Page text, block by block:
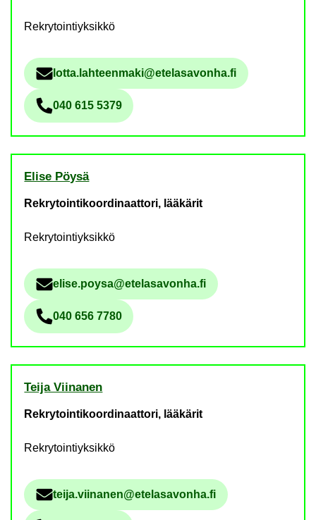
Rekrytointiyksikkö
Säh­kö­pos­tio­soi­te
lotta.lah­teen­ma­ki@ete­la­sa­von­ha.fi
Pu­he­lin­nu­me­ro
040 615 5379
Elise Pöysä
Rekrytointikoordinaattori, lääkärit
Rekrytointiyksikkö
Säh­kö­pos­tio­soi­te
elise.poysa@ete­la­sa­von­ha.fi
Pu­he­lin­nu­me­ro
040 656 7780
Teija Vii­na­nen
Rekrytointikoordinaattori, lääkärit
Rekrytointiyksikkö
Säh­kö­pos­tio­soi­te
teija.vii­na­nen@ete­la­sa­von­ha.fi